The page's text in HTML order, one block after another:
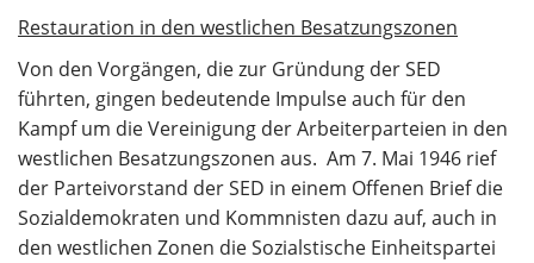
Restauration in den westlichen Besatzungszonen
Von den Vorgängen, die zur Gründung der SED
führten, gingen bedeutende Impulse auch für den
Kampf um die Vereinigung der Arbeiterparteien in den
westlichen Besatzungszonen aus. Am 7. Mai 1946 rief
der Parteivorstand der SED in einem Offenen Brief die
Sozialdemokraten und Kommnisten dazu auf, auch in
den westlichen Zonen die Sozialstische Einheitspartei